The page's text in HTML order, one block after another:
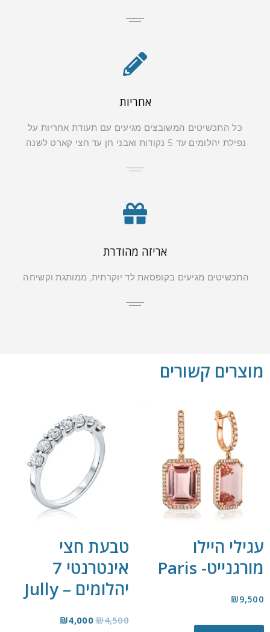
אחריות
כל התכשיטים המשובצים מגיעים עם תעודת אחריות על
נפילת יהלומים עד 5 נקודות ואבני חן עד חצי קארט לשנה.
אריזה מהודרת
התכשיטים מגיעים בקופסאת לד יוקרתית, ממותגת וקשיחה.
מוצרים קשורים
עגילי היילו
מורגנייט- Paris
₪9,500
טבעת חצי
אינטרנטי 7
יהלומים – Jully
₪4,500
₪4,000